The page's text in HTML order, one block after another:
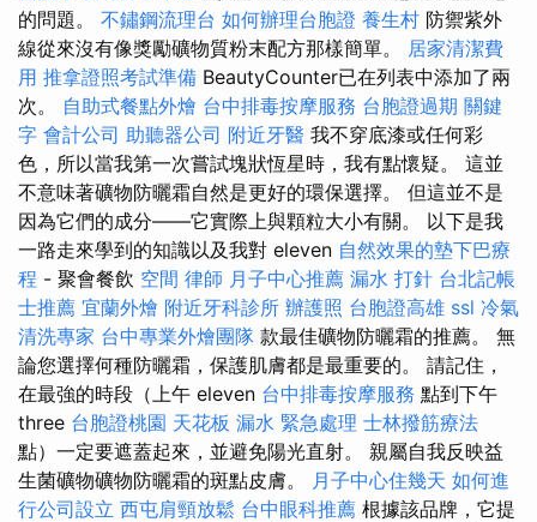
的問題。 不鏽鋼流理台 如何辦理台胞證 養生村 防禦紫外
線從來沒有像獎勵礦物質粉末配方那樣簡單。 居家清潔費
用 推拿證照考試準備 BeautyCounter已在列表中添加了兩
次。 自助式餐點外燴 台中排毒按摩服務 台胞證過期 關鍵
字 會計公司 助聽器公司 附近牙醫 我不穿底漆或任何彩
色，所以當我第一次嘗試塊狀恆星時，我有點懷疑。 這並
不意味著礦物防曬霜自然是更好的環保選擇。 但這並不是
因為它們的成分——它實際上與顆粒大小有關。 以下是我
一路走來學到的知識以及我對 eleven 自然效果的墊下巴療
程 - 聚會餐飲 空間 律師 月子中心推薦 漏水 打針 台北記帳
士推薦 宜蘭外燴 附近牙科診所 辦護照 台胞證高雄 ssl 冷氣
清洗專家 台中專業外燴團隊 款最佳礦物防曬霜的推薦。 無
論您選擇何種防曬霜，保護肌膚都是最重要的。 請記住，
在最強的時段（上午 eleven 台中排毒按摩服務 點到下午
three 台胞證桃園 天花板 漏水 緊急處理 士林撥筋療法
點）一定要遮蓋起來，並避免陽光直射。 親屬自我反映益
生菌礦物礦物防曬霜的斑點皮膚。
月子中心住幾天 如何進
行公司設立 西屯肩頸放鬆 台中眼科推薦 根據該品牌，它提